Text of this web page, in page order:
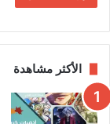
الأكثر مشاهدة